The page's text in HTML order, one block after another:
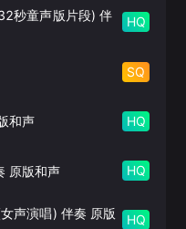
秒童声版片段) 伴
HQ
SQ
和声 HQ
原版和声 HQ
唱) 伴奏 原版
HQ